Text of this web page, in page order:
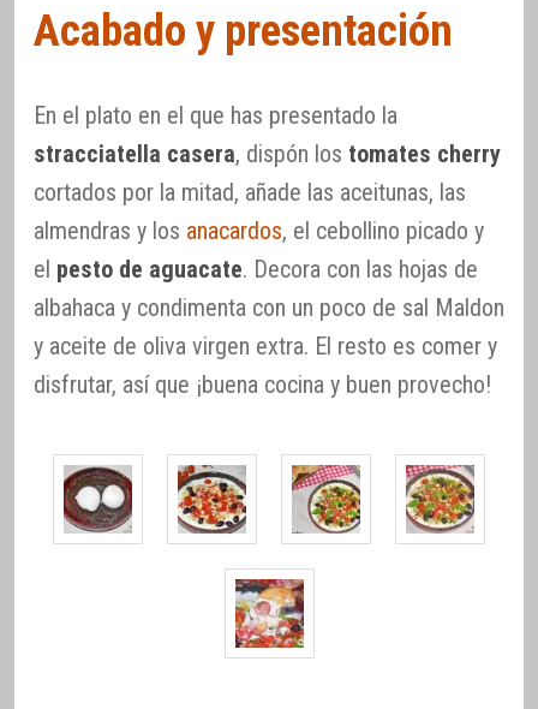
Acabado y presentación
En el plato en el que has presentado la
stracciatella casera, dispón los tomates cherry
cortados por la mitad, añade las aceitunas, las
almendras y los anacardos, el cebollino picado y
el pesto de aguacate. Decora con las hojas de
albahaca y condimenta con un poco de sal Maldon
y aceite de oliva virgen extra. El resto es comer y
disfrutar, así que ¡buena cocina y buen provecho!